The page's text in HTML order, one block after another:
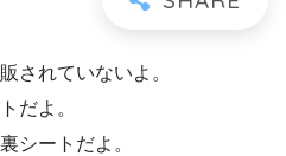
されていないよ。
だよ。
シートだよ。